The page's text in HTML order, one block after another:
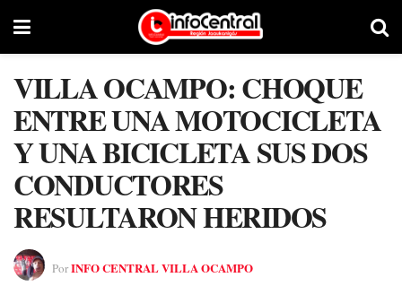
VILLA OCAMPO: CHOQUE
ENTRE UNA MOTOCICLETA
Y UNA BICICLETA SUS DOS
CONDUCTORES
RESULTARON HERIDOS
PorINFO CENTRAL VILLA OCAMPO